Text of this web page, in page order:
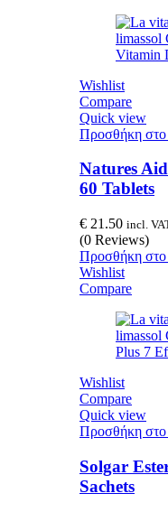
Wishlist
Compare
Quick view
Προσθήκη στο
Natures
60 Tablets
€ 21.50 incl.
(0 Reviews)
Προσθήκη στο
Wishlist
Compare
Wishlist
Compare
Quick view
Προσθήκη στο
Solgar
Sachets